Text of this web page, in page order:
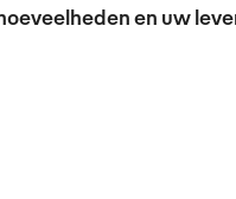
en uw